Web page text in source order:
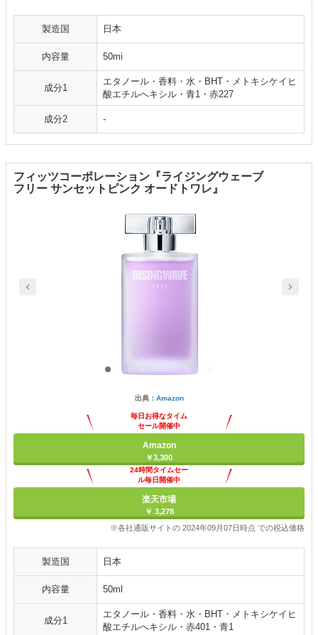
製造国 日本
内容量 50mi
成分1
エタノール・香料・水・BHT・メトキシケイヒ
酸エチルへキシル・青1・赤227
成分2 -
フィッツコーポレーション『ライジングウェーブ
フリー サンセットピンク オードトワレ』
出典： Amazon
毎日お得なタイム
セール開催中
Amazon
￥3,300
24時間タイムセー
ル毎日開催中
楽天市場
￥ 3,278
※各社通販サイトの 2024年09月07日時点 での税込価格
製造国 日本
内容量 50ml
成分1
エタノール・香料・水・BHT・メトキシケイヒ
酸エチルへキシル・赤401・青1